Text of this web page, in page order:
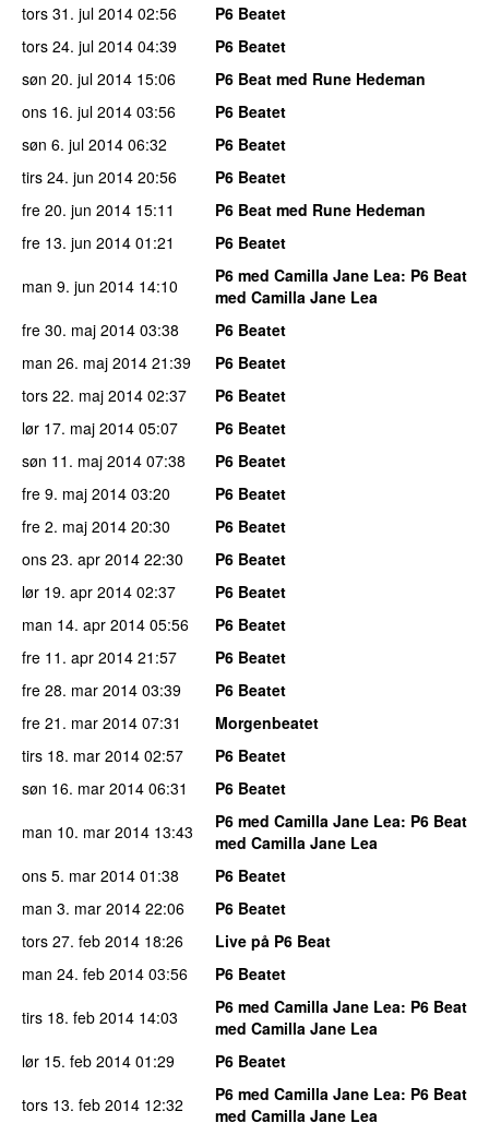
tors 31. jul 2014 02:56
P6 Beatet
tors 24. jul 2014 04:39
P6 Beatet
søn 20. jul 2014 15:06
P6 Beat med Rune Hedeman
ons 16. jul 2014 03:56
P6 Beatet
søn 6. jul 2014 06:32
P6 Beatet
tirs 24. jun 2014 20:56
P6 Beatet
fre 20. jun 2014 15:11
P6 Beat med Rune Hedeman
fre 13. jun 2014 01:21
P6 Beatet
man 9. jun 2014 14:10 P6 med Camilla Jane Lea: P6 Beat
med Camilla Jane Lea
fre 30. maj 2014 03:38
P6 Beatet
man 26. maj 2014 21:39
P6 Beatet
tors 22. maj 2014 02:37
P6 Beatet
lør 17. maj 2014 05:07
P6 Beatet
søn 11. maj 2014 07:38
P6 Beatet
fre 9. maj 2014 03:20
P6 Beatet
fre 2. maj 2014 20:30
P6 Beatet
ons 23. apr 2014 22:30
P6 Beatet
lør 19. apr 2014 02:37
P6 Beatet
man 14. apr 2014 05:56
P6 Beatet
fre 11. apr 2014 21:57
P6 Beatet
fre 28. mar 2014 03:39
P6 Beatet
fre 21. mar 2014 07:31
Morgenbeatet
tirs 18. mar 2014 02:57
P6 Beatet
søn 16. mar 2014 06:31
P6 Beatet
man 10. mar 2014 13:43 P6 med Camilla Jane Lea: P6 Beat
med Camilla Jane Lea
ons 5. mar 2014 01:38
P6 Beatet
man 3. mar 2014 22:06
P6 Beatet
tors 27. feb 2014 18:26
Live på P6 Beat
man 24. feb 2014 03:56
P6 Beatet
tirs 18. feb 2014 14:03 P6 med Camilla Jane Lea: P6 Beat
med Camilla Jane Lea
lør 15. feb 2014 01:29
P6 Beatet
tors 13. feb 2014 12:32 P6 med Camilla Jane Lea: P6 Beat
med Camilla Jane Lea